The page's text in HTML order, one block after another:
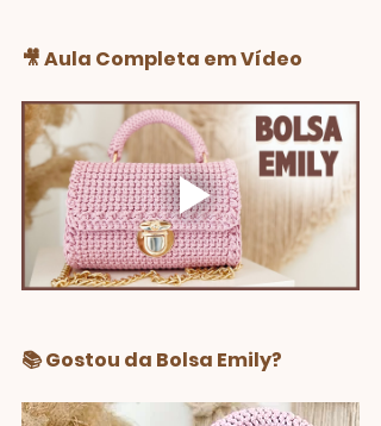
🎥 Aula Completa em Vídeo
📚 Gostou da Bolsa Emily?